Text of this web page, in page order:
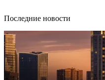
Последние новости